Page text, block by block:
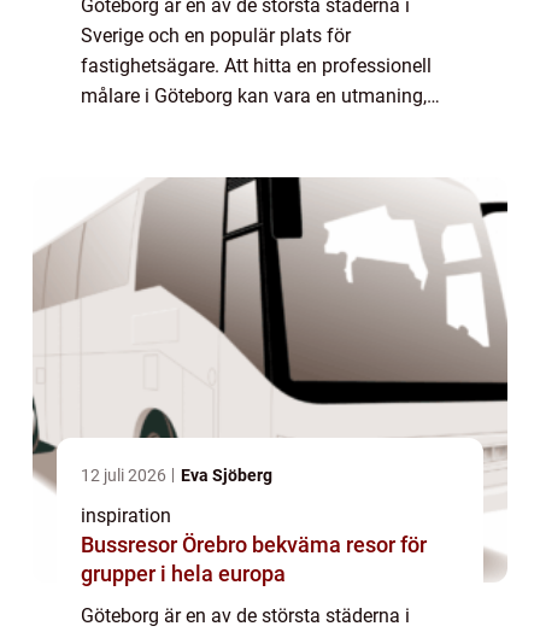
Göteborg är en av de största städerna i
Sverige och en populär plats för
fastighetsägare. Att hitta en professionell
målare i Göteborg kan vara en utmaning,
12 juli 2026 Eva Sjöberg
inspiration
Bussresor Örebro bekväma resor för
grupper i hela europa
Göteborg är en av de största städerna i